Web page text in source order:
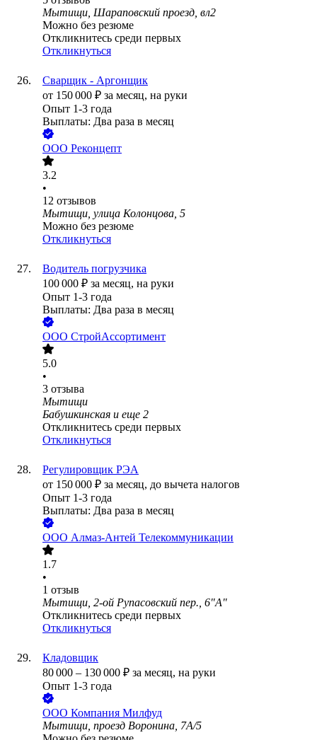
Мытищи, Шараповский проезд, вл2
Можно без резюме
Откликнитесь среди первых
Откликнуться
Сварщик - Аргонщик
от 150 000 ₽ за месяц, на руки
Опыт 1-3 года
Выплаты: Два раза в месяц
ООО Реконцепт
3.2
•
12 отзывов
Мытищи, улица Колонцова, 5
Можно без резюме
Откликнуться
Водитель погрузчика
100 000 ₽ за месяц, на руки
Опыт 1-3 года
Выплаты: Два раза в месяц
ООО СтройАссортимент
5.0
•
3 отзыва
Мытищи
Бабушкинская и еще 2
Откликнитесь среди первых
Откликнуться
Регулировщик РЭА
от 150 000 ₽ за месяц, до вычета налогов
Опыт 1-3 года
Выплаты: Два раза в месяц
ООО Алмаз-Антей Телекоммуникации
1.7
•
1 отзыв
Мытищи, 2-ой Рупасовский пер., 6"А"
Откликнитесь среди первых
Откликнуться
Кладовщик
80 000 – 130 000 ₽ за месяц, на руки
Опыт 1-3 года
ООО Компания Милфуд
Мытищи, проезд Воронина, 7А/5